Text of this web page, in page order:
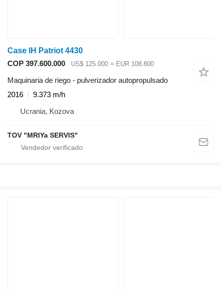
Case IH Patriot 4430
COP 397.600.000
US$ 125.000 ≈ EUR 108.800
Maquinaria de riego - pulverizador autopropulsado
2016
9.373 m/h
Ucrania, Kozova
TOV "MRIYa SERVIS"